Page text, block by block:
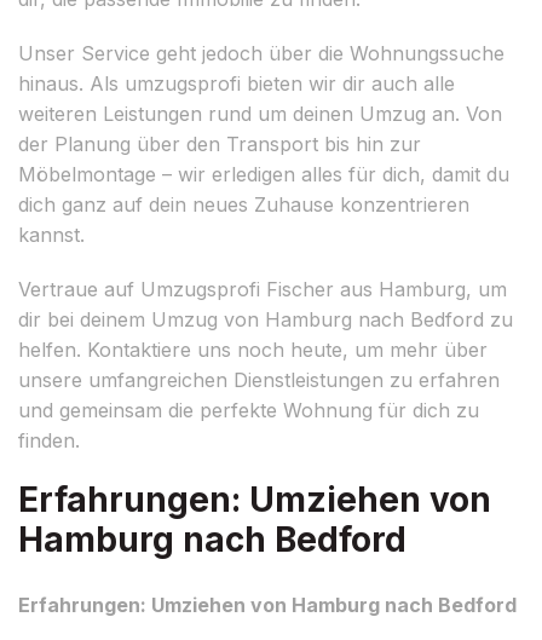
Unser Service geht jedoch über die Wohnungssuche
hinaus. Als umzugsprofi bieten wir dir auch alle
weiteren Leistungen rund um deinen Umzug an. Von
der Planung über den Transport bis hin zur
Möbelmontage – wir erledigen alles für dich, damit du
dich ganz auf dein neues Zuhause konzentrieren
kannst.
Vertraue auf Umzugsprofi Fischer aus Hamburg, um
dir bei deinem Umzug von Hamburg nach Bedford zu
helfen. Kontaktiere uns noch heute, um mehr über
unsere umfangreichen Dienstleistungen zu erfahren
und gemeinsam die perfekte Wohnung für dich zu
finden.
Erfahrungen: Umziehen von
Hamburg nach Bedford
Erfahrungen: Umziehen von Hamburg nach Bedford